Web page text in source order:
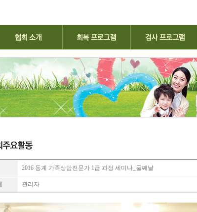
2016 동계 가족상담전문가 1급 과정 세미나_둘째날
관리자